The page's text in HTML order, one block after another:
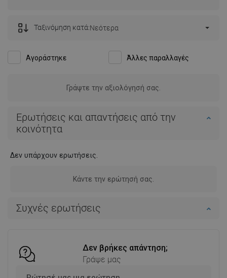
Συχνές ερωτήσεις
Δεν βρήκες απάντηση;
Γράψε μας
Αγοράστηκε Άλλες παραλλαγές
Ταξινόμηση κατά:Νεότερα
Γράψτε την αξιολόγησή σας.
Ερωτήσεις και απαντήσεις από την
κοινότητα
Δεν υπάρχουν ερωτήσεις.
Κάντε την ερώτησή σας.